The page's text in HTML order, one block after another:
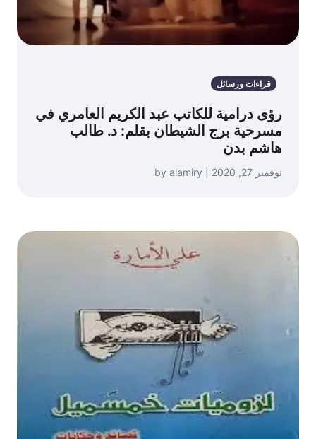
قراءات ورسائل
رؤى درامية للكاتب عبد الكريم العامري في
مسرحية برج الشيطان بقلم: د. طالب
هاشم بدن
نوفمبر 27, 2020 | by alamiry